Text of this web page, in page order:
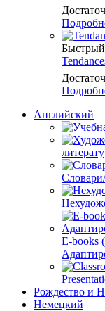
Английский
E-books
Рождество и
Немецкий